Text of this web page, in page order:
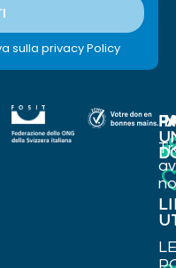
sulla privacy Policy